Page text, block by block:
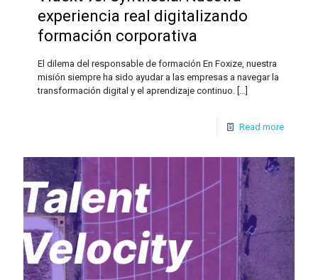
experiencia real digitalizando
formación corporativa
El dilema del responsable de formación En Foxize, nuestra
misión siempre ha sido ayudar a las empresas a navegar la
transformación digital y el aprendizaje continuo.
Read more